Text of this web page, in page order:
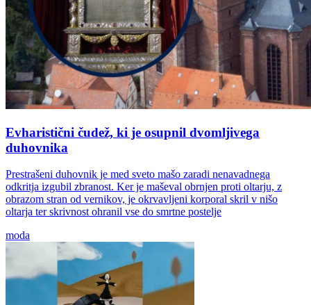
Evharistični čudež, ki je osupnil dvomljivega
duhovnika
Prestrašeni duhovnik je med sveto mašo zaradi nenavadnega
odkritja izgubil zbranost. Ker je maševal obrnjen proti oltarju, z
obrazom stran od vernikov, je okrvavljeni korporal skril v nišo
oltarja ter skrivnost ohranil vse do smrtne postelje
moda